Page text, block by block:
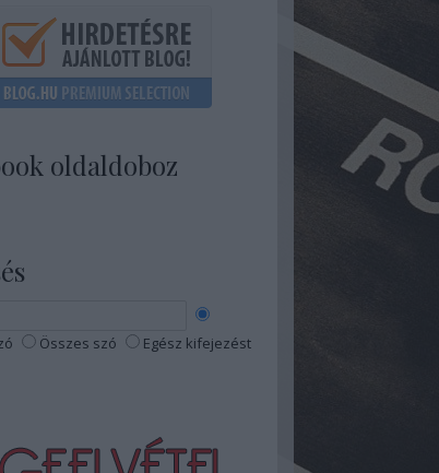
oldaldoboz
Összes szó Egész kifejezést